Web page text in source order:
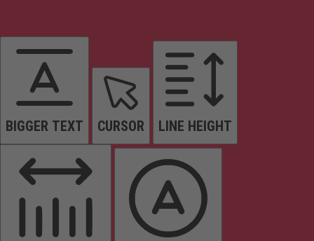
BIGGER TEXT CURSOR LINE HEIGHT